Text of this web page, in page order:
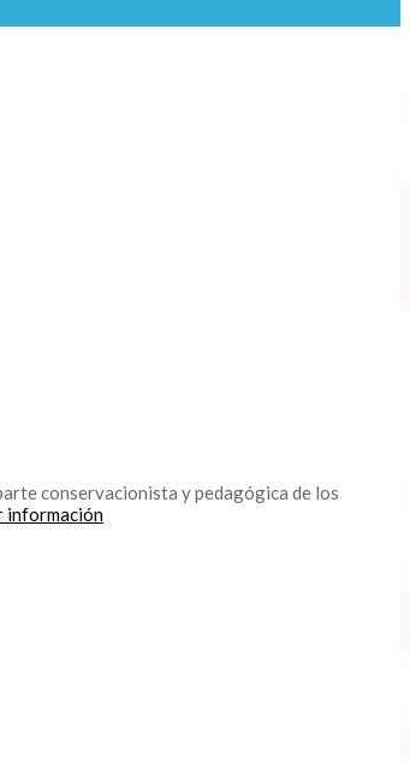
conservacionista y pedagógica de los
información